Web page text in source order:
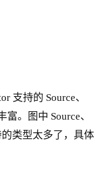
支持的 Source、
。图中 Source、
类型太多了，具体